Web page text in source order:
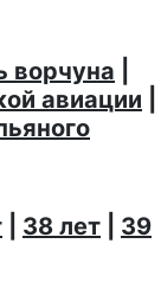
ворчуна
авиации
38 лет
39